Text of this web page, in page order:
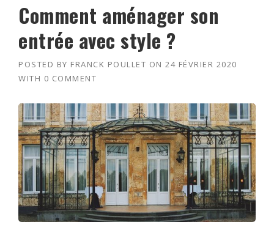
Comment aménager son
entrée avec style ?
POSTED BY FRANCK POULLET ON 24 FÉVRIER 2020
WITH 0 COMMENT